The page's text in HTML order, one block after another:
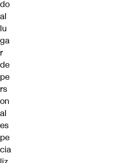
do
al
lu
ga
r
de
pe
rs
on
al
es
pe
cia